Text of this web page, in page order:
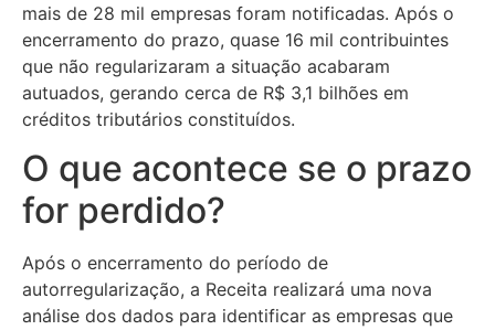
mais de 28 mil empresas foram notificadas. Após o
encerramento do prazo, quase 16 mil contribuintes
que não regularizaram a situação acabaram
autuados, gerando cerca de R$ 3,1 bilhões em
créditos tributários constituídos.
O que acontece se o prazo
for perdido?
Após o encerramento do período de
autorregularização, a Receita realizará uma nova
análise dos dados para identificar as empresas que